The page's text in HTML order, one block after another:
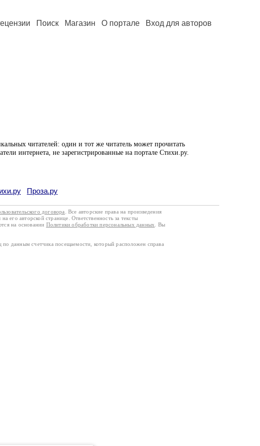
Поиск Магазин О портале Вход для авторов
читателей: один и тот же читатель может прочитать
интернета, не зарегистрированные на портале Стихи.ру.
Проза.ру
договора
. Все авторские права на произведения
его авторской странице. Ответственность за тексты
на основании Политики обработки персональных данных
. Вы
данным счетчика посещаемости, который расположен справа